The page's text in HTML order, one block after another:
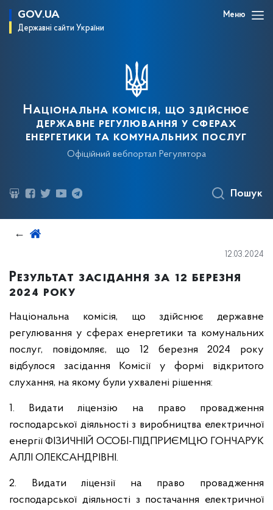
GOV.UA
Державні сайти України
Меню
Національна комісія, що здійснює
державне регулювання у сферах
енергетики та комунальних послуг
Офіційний вебпортал Регулятора
Пошук
12.03.2024
Результат засідання за 12 березня
2024 року
Національна комісія, що здійснює державне
регулювання у сферах енергетики та комунальних
послуг, повідомляє, що 12 березня 2024 року
відбулося засідання Комісії у формі відкритого
слухання, на якому були ухвалені рішення:
1. Видати ліцензію на право провадження
господарської діяльності з виробництва електричної
енергії ФІЗИЧНІЙ ОСОБІ-ПІДПРИЄМЦЮ ГОНЧАРУК
АЛЛІ ОЛЕКСАНДРІВНІ.
2. Видати ліцензії на право провадження
господарської діяльності з постачання електричної